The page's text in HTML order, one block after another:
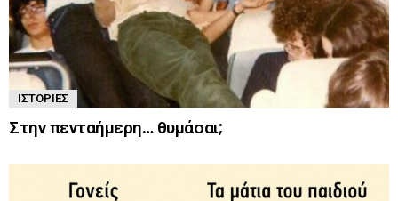
ΙΣΤΟΡΊΕΣ
Στην πενταήμερη… θυμάσαι;